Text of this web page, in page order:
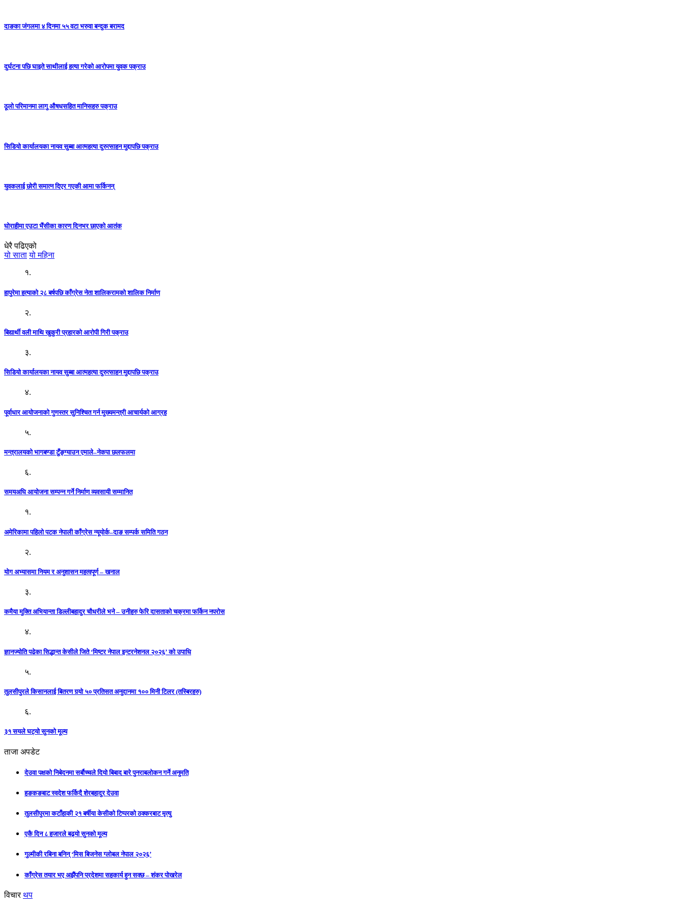
दाङका जंगलमा ४ दिनमा ५५ वटा भरुवा बन्दुक बरामद
दुर्घटना पछि घाइते साथीलाई हत्या गरेको आरोपमा युवक पक्राउ
ठूलो परिमानमा लागु औषधसहित मानिसहरु पक्राउ
सिडियो कार्यालयका नायव सुब्बा आत्महत्या दुरुत्साहन मुद्दापछि पक्राउ
युवकलाई छोरी समात्न दिएर गएकी आमा फर्किनन्
घोराहीमा एउटा भैंसीका कारण दिनभर छाएको आतंक
धेरै पढिएको
यो साता यो महिना
१.
हापुरेमा हत्याको २८ बर्षपछि काँग्रेस नेता शालिकरामको शालिक निर्माण
२.
बिद्यार्थी वली माथि खुकुरी प्रहारको आरोपी गिरी पक्राउ
३.
सिडियो कार्यालयका नायव सुब्बा आत्महत्या दुरुत्साहन मुद्दापछि पक्राउ
४.
पूर्वाधार आयोजनाको गुणस्तर सुनिश्चित गर्न मुख्यमन्त्री आचार्यको आग्रह
५.
मन्त्रालयको भागबण्डा टुँङ्ग्याउन एमाले–नेकपा छलफलमा
६.
समयअघि आयोजना सम्पन्न गर्ने निर्माण व्यवसायी सम्मानित
१.
अमेरिकामा पहिलो पटक नेपाली काँग्रेस न्यूयोर्क–दाङ सम्पर्क समिति गठन
२.
योग अभ्यासमा नियम र अनुशासन महत्वपूर्ण – खनाल
३.
कमैया मुक्ति अभियान्ता डिल्लीबहादुर चौधरीले भने – उनीहरु फेरि दासताको चक्रमा फर्किन नपरोस
४.
ज्ञानज्योति पढेका सिद्धान्त केसीले जिते ‘मिष्टर नेपाल इन्टरनेशनल २०२६’ को उपाधि
५.
तुलसीपुरले किसानलाई बितरण गर्‍यो ५० प्रतिसत अनुदानमा १०० मिनी टिलर (तस्बिरहरु)
६.
३१ सयले घट्यो सुनको मूल्य
ताजा अपडेट
देउवा पक्षको निबेदनमा सर्बौच्चले दियो बिबाद बारे पुनराबलोकन गर्ने अनुमति
हङकङबाट स्वदेश फर्किदै शेरबहादुर देउवा
तुलसीपुरमा कटाँहाकी २१ बर्षीया केसीको टिप्परको ठक्करबाट मृत्यु
एकै दिन ८ हजारले बढ्यो सुनको मूल्य
गुल्मीकी रबिना बनिन् ‘मिस बिजनेस ग्लोबल नेपाल २०२६’
काँग्रेस तयार भए अझैंपनि प्रदेशमा सहकार्य हुन सक्छ – शंकर पोखरेल
विचार थप